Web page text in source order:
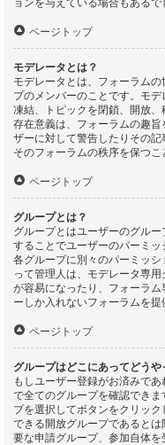
ョンを与えている場合もあるで
ページトップ
モデレータとは？
モデレータとは、フォーラム
プのメンバーのことです。モデ
凍結、トピックを閉鎖、開放
存在意義は、フォーラムの趣
ザーに対して警告したりその
そのフォーラムの秩序を保つこ
ページトップ
グループとは？
グループとはユーザーのグル
することでユーザーのパーミ
各グループに別々のパーミッ
って管理人は、モデレータ専
が容易になったり、フォーラ
ーしか入れないフォーラムを提
ページトップ
グループはどこにあってどうや
もしユーザー登録がお済みで
で全てのグループを確認でき
プを選択してボタンをクリッ
できる開放グループであると
要な申請グループ、参加自体